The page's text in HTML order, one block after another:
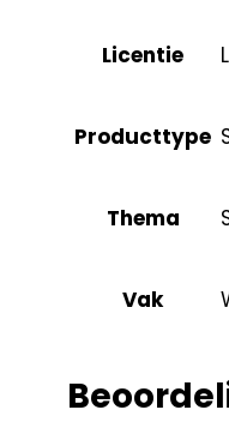
Licentie
Producttype
Thema
Vak